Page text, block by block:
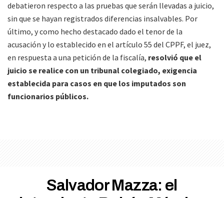
debatieron respecto a las pruebas que serán llevadas a juicio,
sin que se hayan registrados diferencias insalvables. Por
último, y como hecho destacado dado el tenor de la
acusación y lo establecido en el artículo 55 del CPPF, el juez,
en respuesta a una petición de la fiscalía, resolvió que el
juicio se realice con un tribunal colegiado, exigencia
establecida para casos en que los imputados son
funcionarios públicos.
Salvador Mazza: el